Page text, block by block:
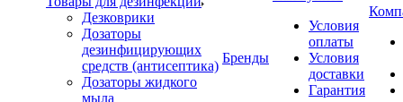
Дезковрики
Дозаторы
дезинфицирующих
средств (антисептика)
Дозаторы жидкого
мыла
Бренды
Условия
оплаты
Условия
доставки
Гарантия